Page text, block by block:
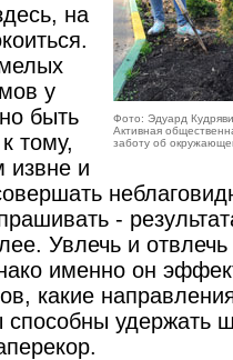
Фото: Эдуард
Активная
заботу об
на
у
быть
тому,
извне и
-
Увлечь и
именно он
какие
способны удержать